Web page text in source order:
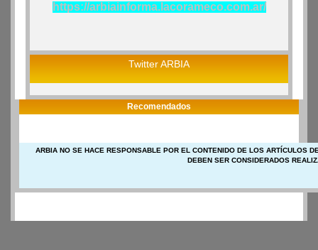
https://arbiainforma.lacorameco.com.ar/
Twitter ARBIA
Recomendados
ARBIA NO SE HACE RESPONSABLE POR EL CONTENIDO DE LOS ARTÍCULOS
DEBEN SER CONSIDERADOS